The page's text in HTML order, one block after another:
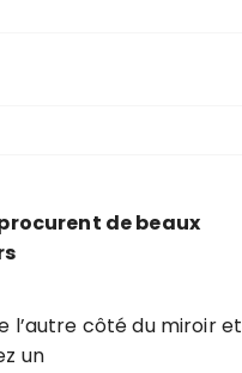
de beaux
l’autre côté du miroir et
un